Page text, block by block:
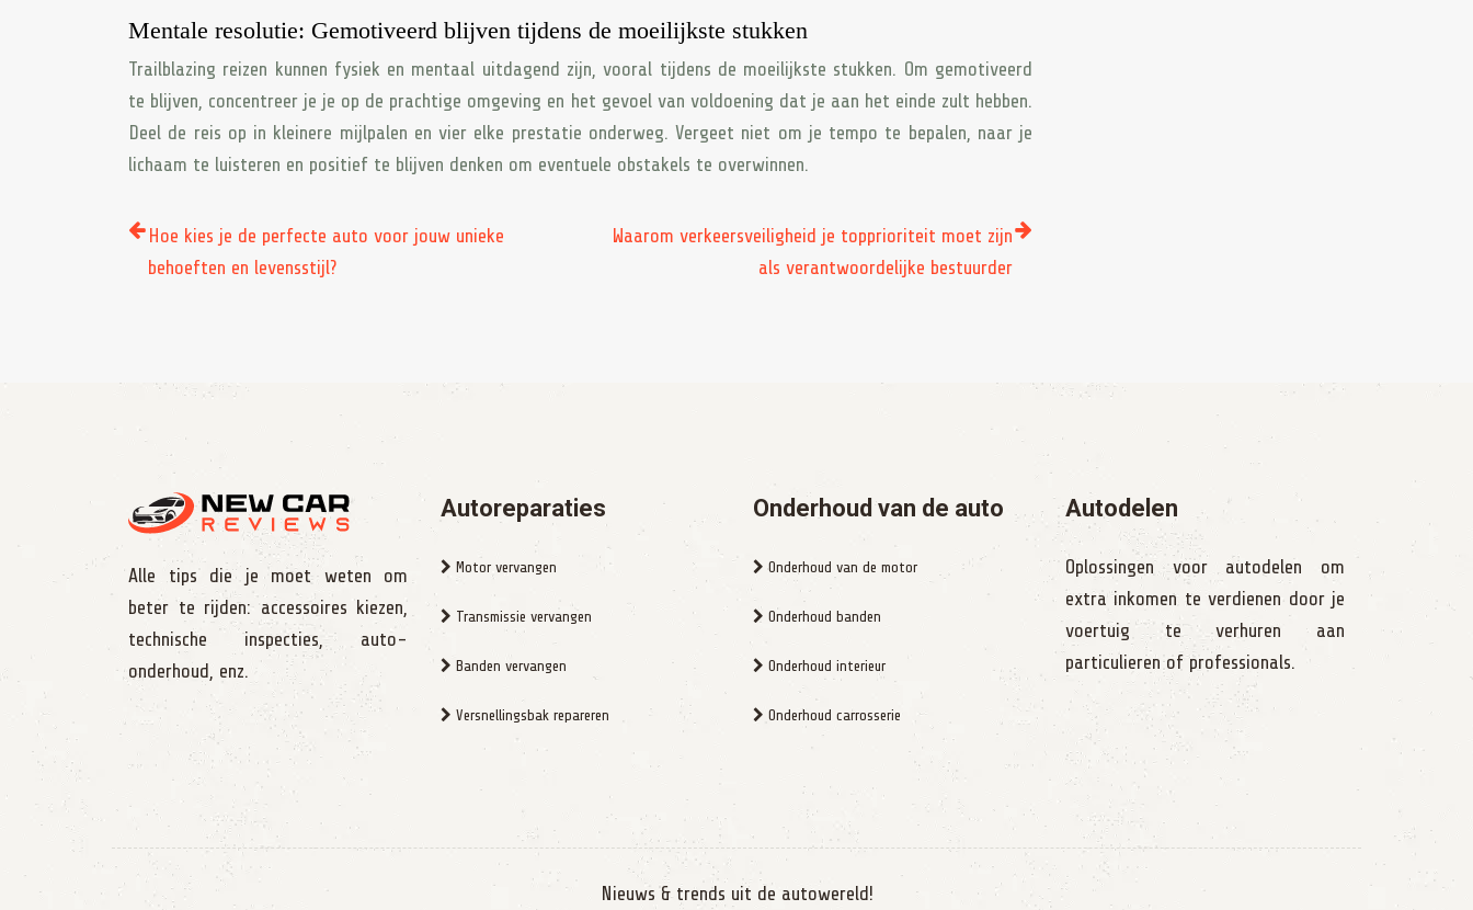
Mentale resolutie: Gemotiveerd blijven tijdens de moeilijkste stukken
Trailblazing reizen kunnen fysiek en mentaal uitdagend zijn, vooral tijdens de moeilijkste stukken. Om gemotiveerd
te blijven, concentreer je je op de prachtige omgeving en het gevoel van voldoening dat je aan het einde zult hebben.
Deel de reis op in kleinere mijlpalen en vier elke prestatie onderweg. Vergeet niet om je tempo te bepalen, naar je
lichaam te luisteren en positief te blijven denken om eventuele obstakels te overwinnen.
Hoe kies je de perfecte auto voor jouw unieke
behoeften en levensstijl?
Waarom verkeersveiligheid je topprioriteit moet zijn
als verantwoordelijke bestuurder
Alle tips die je moet weten om
beter te rijden: accessoires kiezen,
technische inspecties, auto-
onderhoud, enz.
Autoreparaties
Motor vervangen
Transmissie vervangen
Banden vervangen
Versnellingsbak repareren
Onderhoud van de auto
Onderhoud van de motor
Onderhoud banden
Onderhoud interieur
Onderhoud carrosserie
Autodelen
Oplossingen voor autodelen om
extra inkomen te verdienen door je
voertuig te verhuren aan
particulieren of professionals.
Nieuws & trends uit de autowereld!